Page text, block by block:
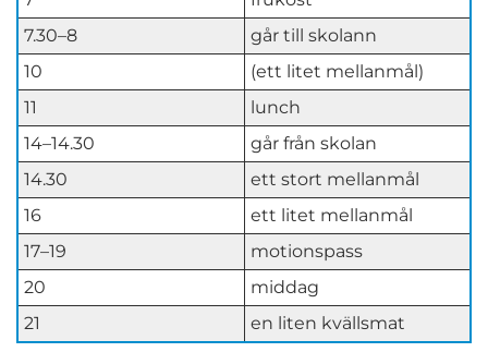
7.30–8
går till skolann
10
(ett litet mellanmål)
11
lunch
14–14.30
går från skolan
14.30
ett stort mellanmål
16
ett litet mellanmål
17–19
motionspass
20
middag
21
en liten kvällsmat